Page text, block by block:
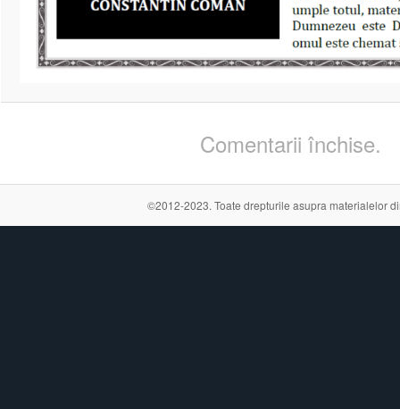
Comentarii închise.
©2012-2023. Toate drepturile asupra materialelor